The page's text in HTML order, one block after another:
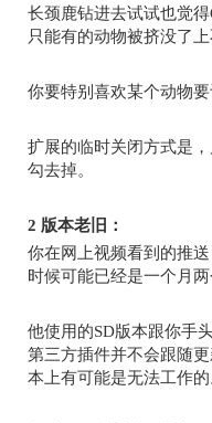
长颈鹿钻进去试试也觉得
只能有的动物被挤没了上
你要特别喜欢某个动物
扩展的临时关闭方式是
勾去掉。
2 版本老旧：
你在网上视频看到的推
时候可能已经是一个月
他使用的SD版本跟你手
第三方插件并不会跟随
本上有可能是无法工作的